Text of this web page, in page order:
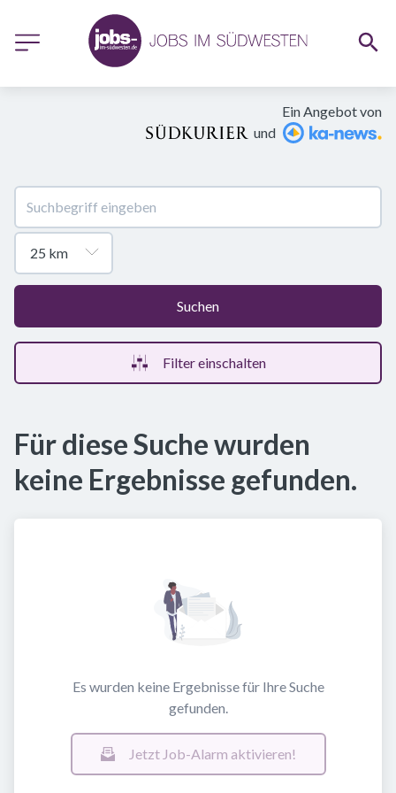
Ein Angebot von
und
Suchen
Filter einschalten
Für diese Suche wurden
keine Ergebnisse gefunden.
Es wurden keine Ergebnisse für Ihre Suche
gefunden.
Jetzt Job-Alarm aktivieren!